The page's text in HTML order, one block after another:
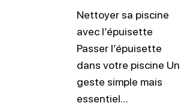
Nettoyer sa piscine
avec l’épuisette
Passer l’épuisette
dans votre piscine Un
geste simple mais
essentiel…